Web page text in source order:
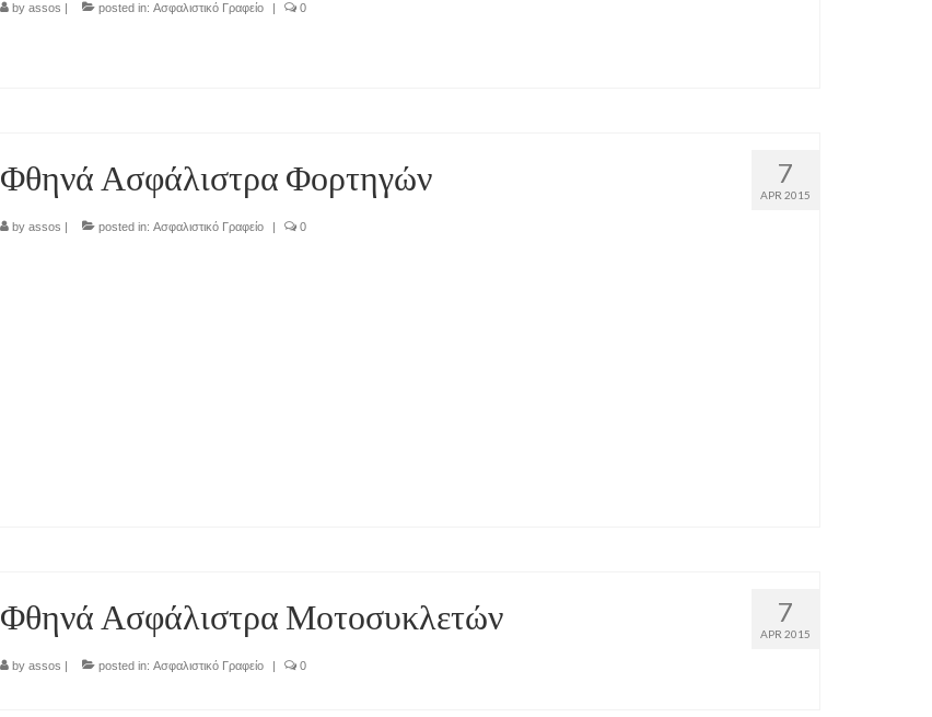
byassos | posted in:Ασφαλιστικό Γραφείο | 0
7
APR 2015
Φθηνά Ασφάλιστρα Φορτηγών
byassos | posted in:Ασφαλιστικό Γραφείο | 0
7
APR 2015
Φθηνά Ασφάλιστρα Μοτοσυκλετών
byassos posted in:Ασφαλιστικό Γραφείο 0